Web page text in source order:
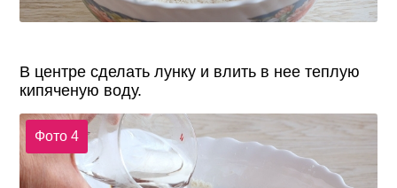
В центре сделать лунку и влить в нее теплую
кипяченую воду.
Фото 4